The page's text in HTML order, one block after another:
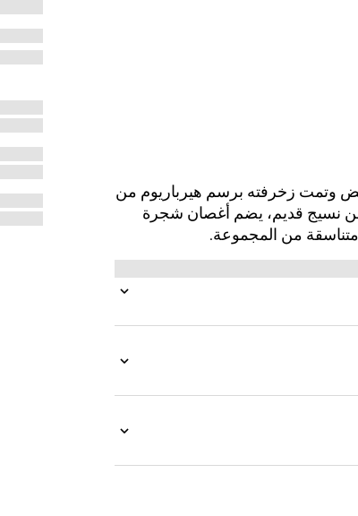
وتمت زخرفته برسم هيرباريوم من
نسيج قديم، يضم أغصان شجرة
من المجموعة.